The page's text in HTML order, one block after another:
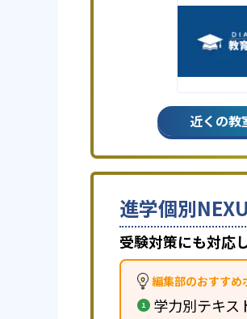
近くの教
進学個別
受験対策にも対応
編集部のおすすめ
学力別テキス